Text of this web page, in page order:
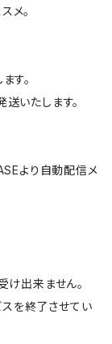
メ。
す。
いたします。
より自動配信メ
け出来ません。
を終了させてい